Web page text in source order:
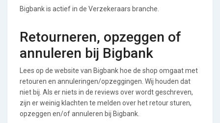
Bigbank is actief in de Verzekeraars branche.
Retourneren, opzeggen of
annuleren bij Bigbank
Lees op de website van Bigbank hoe de shop omgaat met
retouren en annuleringen/opzeggingen. Wij houden dat
niet bij. Als er niets in de reviews over wordt geschreven,
zijn er weinig klachten te melden over het retour sturen,
opzeggen en/of annuleren bij Bigbank.